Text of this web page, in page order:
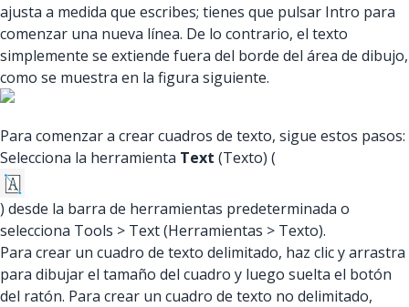
ajusta a medida que escribes; tienes que pulsar Intro para
comenzar una nueva línea. De lo contrario, el texto
simplemente se extiende fuera del borde del área de dibujo,
como se muestra en la figura siguiente.
Para comenzar a crear cuadros de texto, sigue estos pasos:
Selecciona la herramienta Text (Texto) (
) desde la barra de herramientas predeterminada o
selecciona Tools > Text (Herramientas > Texto).
Para crear un cuadro de texto delimitado, haz clic y arrastra
para dibujar el tamaño del cuadro y luego suelta el botón
del ratón. Para crear un cuadro de texto no delimitado,